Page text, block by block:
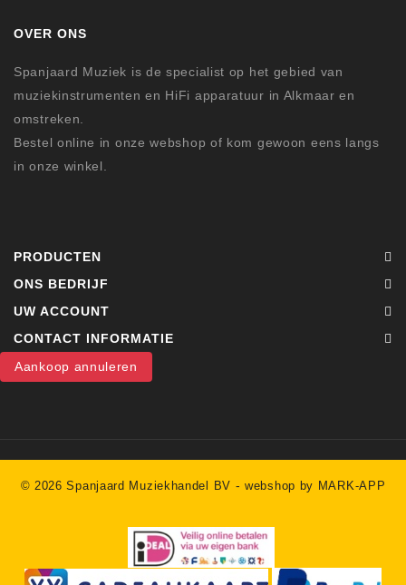
OVER ONS
Spanjaard Muziek is de specialist op het gebied van
muziekinstrumenten en HiFi apparatuur in Alkmaar en
omstreken.
Bestel online in onze webshop of kom gewoon eens langs
in onze winkel.
PRODUCTEN
ONS BEDRIJF
UW ACCOUNT
CONTACT INFORMATIE
Aankoop annuleren
© 2026 Spanjaard Muziekhandel BV -webshop by MARK-APP